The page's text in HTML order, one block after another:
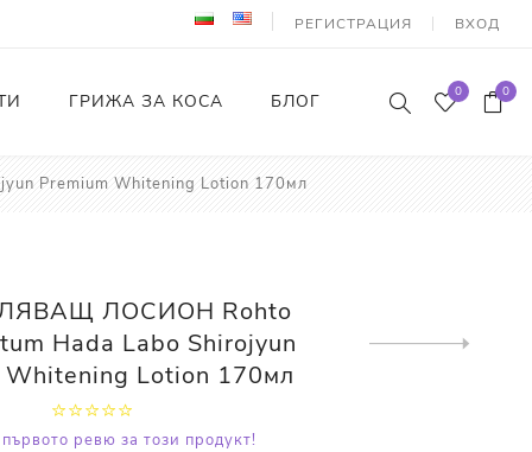
РЕГИСТРАЦИЯ ВХОД
ГРИЖА ЗА КОСА БЛОГ 0 0
Premium Whitening Lotion 170мл
ЛОСИОН Rohto
Hada Labo Shirojyun
Whitening Lotion 170мл
ревю за този продукт!